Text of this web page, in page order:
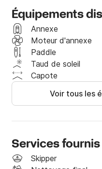
naviguer sur eux, ne
sentir comme un marin
Le prix comprend :
- TVA
- Assurance bateau et
Nous vous invitons à
Click&Boat. à bientôt!
Équipements
Annexe
Moteur d'annexe
Paddle
Taud de soleil
Capote
Voir tous les
Services
Skipper